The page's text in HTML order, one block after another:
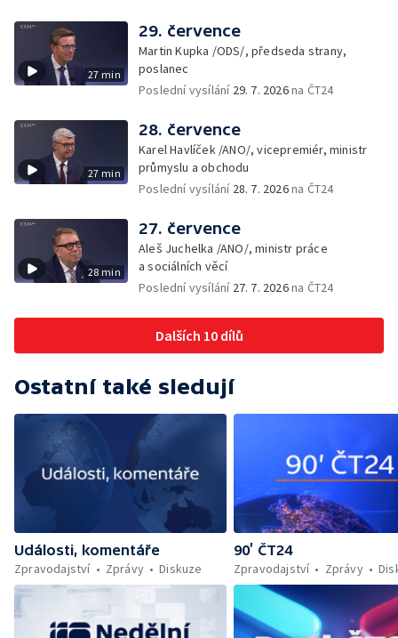
27 min
29. července
Martin Kupka /ODS/, předseda strany,
poslanec
Poslední vysílání 29. 7. 2026na ČT24
27 min
28. července
Karel Havlíček /ANO/, vicepremiér, ministr
průmyslu a obchodu
Poslední vysílání 28. 7. 2026na ČT24
28 min
27. července
Aleš Juchelka /ANO/, ministr práce
a sociálních věcí
Poslední vysílání 27. 7. 2026na ČT24
Dalších 10 dílů
Ostatní také sledují
Události, komentáře
Zpravodajství
Zprávy Diskuze
90’ ČT24
Zpravodajství
Zprávy